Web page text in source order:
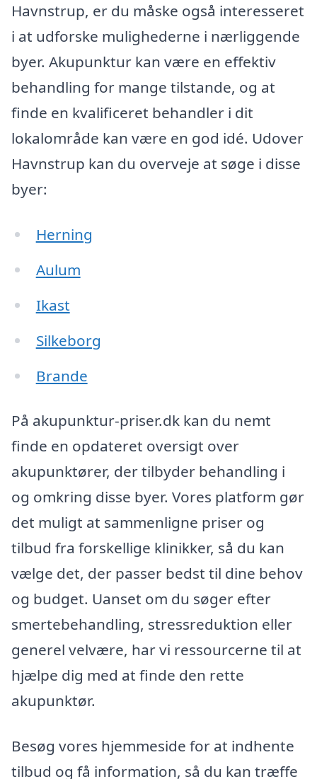
Havnstrup, er du måske også interesseret
i at udforske mulighederne i nærliggende
byer. Akupunktur kan være en effektiv
behandling for mange tilstande, og at
finde en kvalificeret behandler i dit
lokalområde kan være en god idé. Udover
Havnstrup kan du overveje at søge i disse
byer:
Herning
Aulum
Ikast
Silkeborg
Brande
På akupunktur-priser.dk kan du nemt
finde en opdateret oversigt over
akupunktører, der tilbyder behandling i
og omkring disse byer. Vores platform gør
det muligt at sammenligne priser og
tilbud fra forskellige klinikker, så du kan
vælge det, der passer bedst til dine behov
og budget. Uanset om du søger efter
smertebehandling, stressreduktion eller
generel velvære, har vi ressourcerne til at
hjælpe dig med at finde den rette
akupunktør.
Besøg vores hjemmeside for at indhente
tilbud og få information, så du kan træffe